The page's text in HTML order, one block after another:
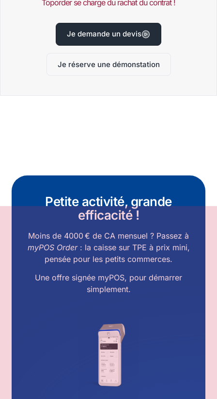
Toporder se charge du rachat du contrat !
Je demande un devis
Je réserve une démonstation
Petite activité, grande
efficacité !
Moins de 4000 € de CA mensuel ? Passez à
myPOS Order: la caisse sur TPE à prix mini,
pensée pour les petits commerces.
Une offre signée myPOS, pour démarrer
simplement.